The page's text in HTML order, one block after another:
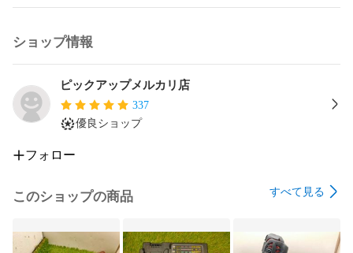
【動作確認】
保管中の傷や汚れがあります。
【領収書発行】
インボイス対応領収書の発行可能です。
領収書の発行は、ご落札直後にメッセージにてお申し付けく
ださい。なお二度手間と経費削減のため（切手代等）、後日
ん。
【商品発送と梱包】
入金確認後、１～３営業日以内に発送します（ＧＷ、盆、年
ショップ情報
ピックアップメルカリ店
337
優良ショップ
フォロー
このショップの商品 すべて見る